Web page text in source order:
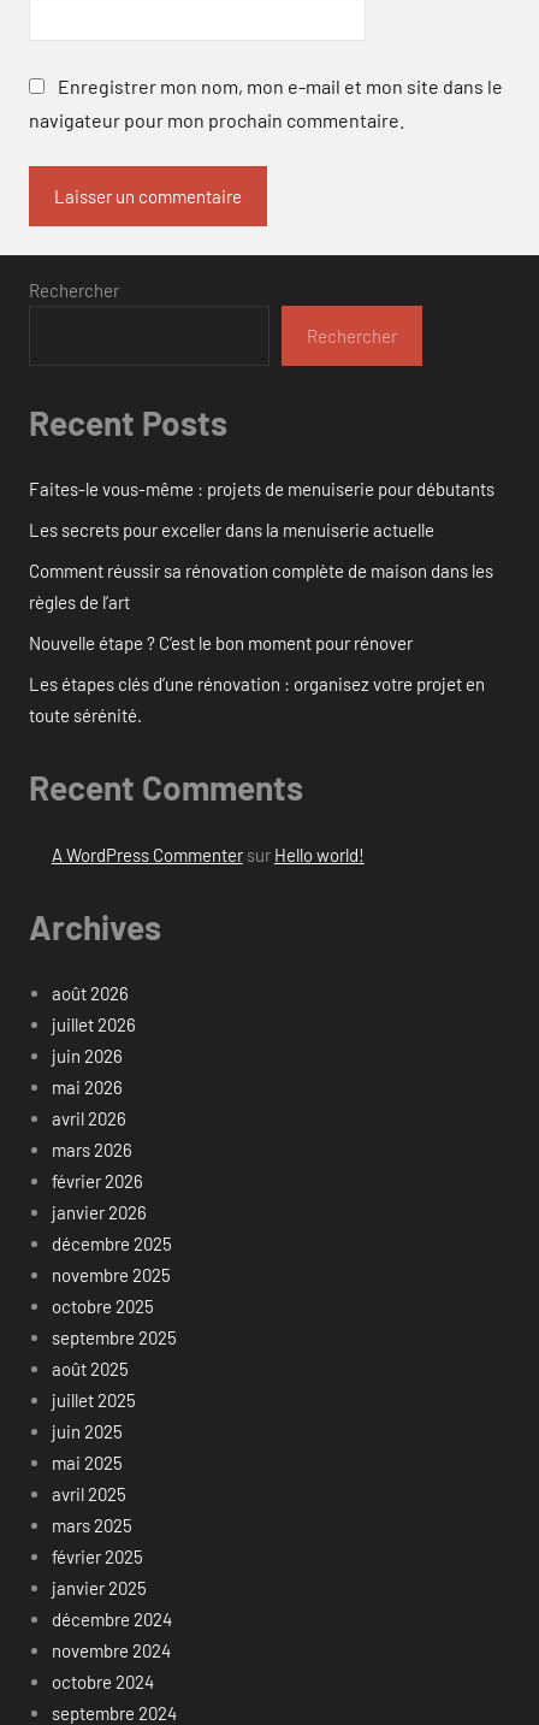
Enregistrer mon nom, mon e-mail et mon site dans le
navigateur pour mon prochain commentaire.
Rechercher
Rechercher
Recent Posts
Faites-le vous-même : projets de menuiserie pour débutants
Les secrets pour exceller dans la menuiserie actuelle
Comment réussir sa rénovation complète de maison dans les
règles de l’art
Nouvelle étape ? C’est le bon moment pour rénover
Les étapes clés d’une rénovation : organisez votre projet en
toute sérénité.
Recent Comments
A WordPress Commentersur Hello world!
Archives
août 2026
juillet 2026
juin 2026
mai 2026
avril 2026
mars 2026
février 2026
janvier 2026
décembre 2025
novembre 2025
octobre 2025
septembre 2025
août 2025
juillet 2025
juin 2025
mai 2025
avril 2025
mars 2025
février 2025
janvier 2025
décembre 2024
novembre 2024
octobre 2024
septembre 2024